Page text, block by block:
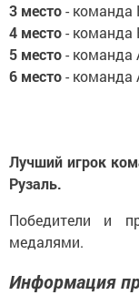
3 место-
4 место- команда
5 место- команда
6 место- команда
Лучший игрок
Рузаль.
Победители и
медалями.
Информация